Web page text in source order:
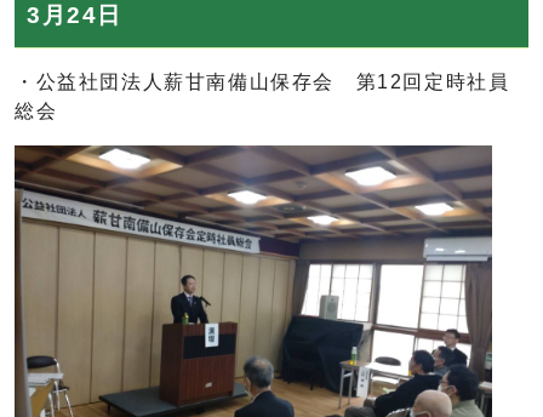
3月24日
・公益社団法人薪甘南備山保存会 第12回定時社員
総会